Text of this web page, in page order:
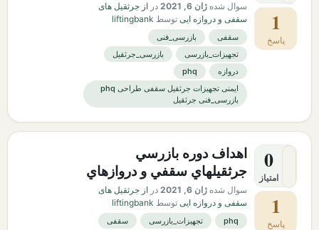
1
پاسخ
سوال شده ژان 6, 2021 در از جرثقیل های
سقفی و دروازه ایی توسط liftingbank
سقفی
بازرسی_فنی
تجهیزات_بازرسی
بازرسی_جرثقیل
دروازه
phq
ایمنی تجهیزات جرثقیل سقفی طراحی phq
بازرسی_فنی جرثقیل
0
امتیاز
1
پاسخ
اهداف دوره بازرسي
جرثقيلهاي سقفي و دروازهاي
سوال شده ژان 6, 2021 در از جرثقیل های
سقفی و دروازه ایی توسط liftingbank
phq تجهیزات_بازرسی
سقفی